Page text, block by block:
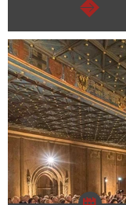
segue